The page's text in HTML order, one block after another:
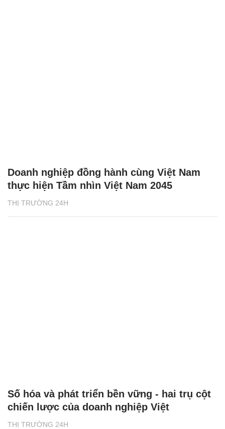
THỊ TRƯỜNG 24H
Doanh nghiệp đồng hành cùng Việt Nam
thực hiện Tầm nhìn Việt Nam 2045
THỊ TRƯỜNG 24H
Số hóa và phát triển bền vững - hai trụ cột
chiến lược của doanh nghiệp Việt